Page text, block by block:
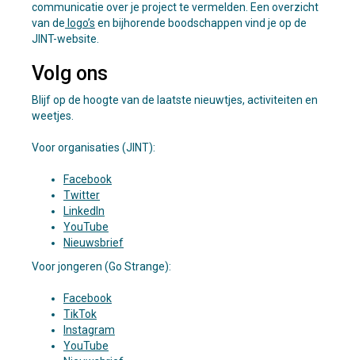
communicatie over je project te vermelden. Een overzicht
van de logo’s en bijhorende boodschappen vind je op de
JINT-website.
Volg ons
Blijf op de hoogte van de laatste nieuwtjes, activiteiten en
weetjes.
Voor organisaties (JINT):
Facebook
Twitter
LinkedIn
YouTube
Nieuwsbrief
Voor jongeren (Go Strange):
Facebook
TikTok
Instagram
YouTube